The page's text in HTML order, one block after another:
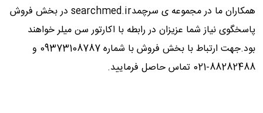
همکاران ما در مجموعه ی سرچمدsearchmed.ir در بخش فروش
پاسخگوی نیاز شما عزیزان در رابطه با اکارتور سن میلر خواهند
بود.جهت ارتباط با بخش فروش با شماره 09373108787 و
88282488-021 تماس حاصل فرمایید.